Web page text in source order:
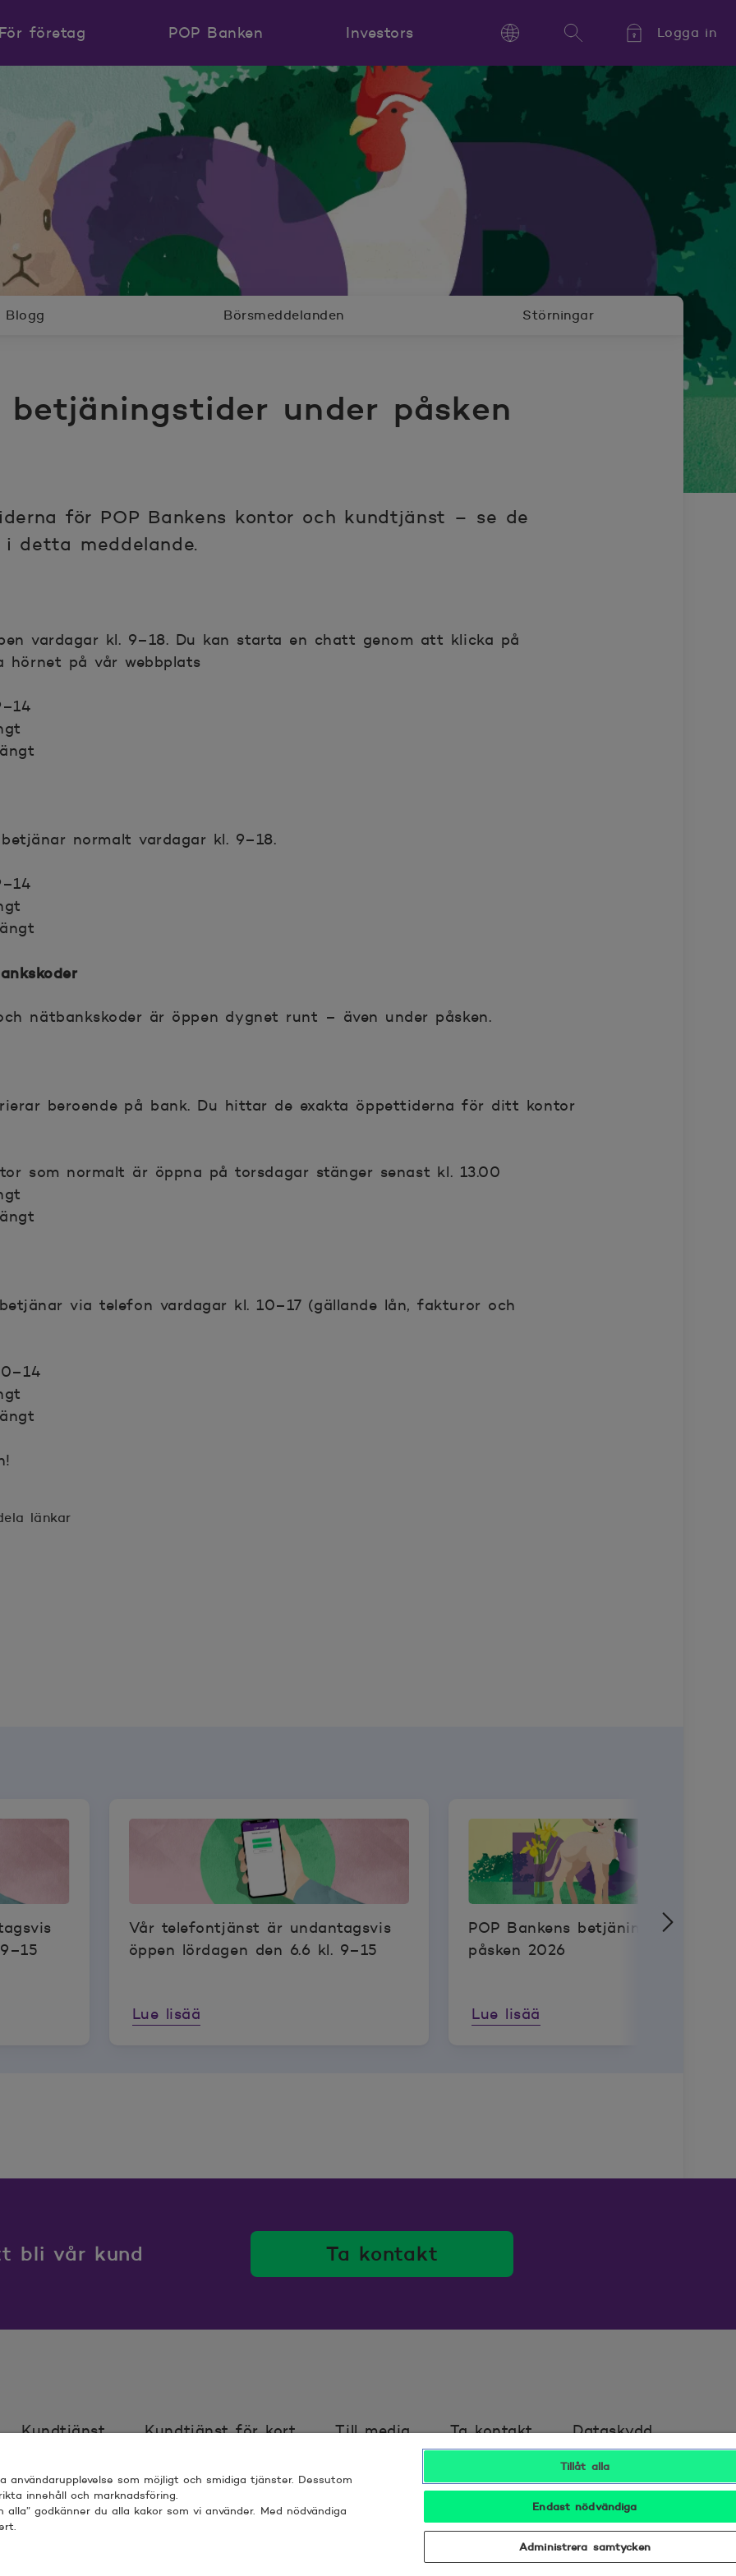
För företag POP Banken
Investors
Kieli,
Språk,
Language
Language Sök
Logga in
betjäningstider under påsken
Blogg Börsmeddelanden Störningar
för POP Bankens kontor och kundtjänst – se de
detta meddelande.
vardagar kl. 9–18. Du kan starta en chatt genom att klicka på
hörnet på vår webbplats
normalt vardagar kl. 9–18.
nätbankskoder är öppen dygnet runt – även under påsken.
beroende på bank. Du hittar de exakta öppettiderna för ditt kontor
som normalt är öppna på torsdagar stänger senast kl. 13.00
via telefon vardagar kl. 10–17 (gällande lån, fakturor och
länkar
Vår telefontjänst är undantagsvis
öppen lördagen den 6.6 kl. 9–15
Lue lisää
POP Bankens betjäningstider
påsken 2026
Lue lisää
bli vår kund Ta kontakt
Kundtjänst Kundtjänst för kort Till media Ta kontakt Dataskydd
webbplats Villkor Sköt ärenden tryggt Tillgänglighet Bra att veta
som möjligt och smidiga tjänster. Dessutom
innehåll och marknadsföring.
godkänner du alla kakor som vi använder. Med nödvändiga
Tillåt alla
Endast nödvändiga
Administrera samtycken